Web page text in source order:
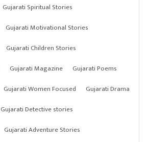
Gujarati Spiritual Stories
Gujarati Motivational Stories
Gujarati Children Stories
Gujarati Magazine
Gujarati Poems
Gujarati Women Focused
Gujarati Drama
Gujarati Detective stories
Gujarati Adventure Stories